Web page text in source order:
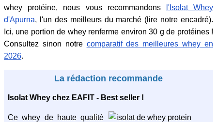
whey protéine, nous vous recommandons
l'Isolat Whey
d'Apurna, l'un des meilleurs du marché (lire notre encadré).
Ici, une portion de whey renferme environ 30 g de protéines !
Consultez sinon notre comparatif des meilleures whey en
2026.
La rédaction recommande
Isolat Whey chez EAFIT - Best seller !
Ce whey de haute qualité